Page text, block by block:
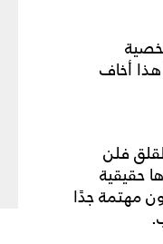
أخاف
فلن
حقيقية
مهتمة جدًا